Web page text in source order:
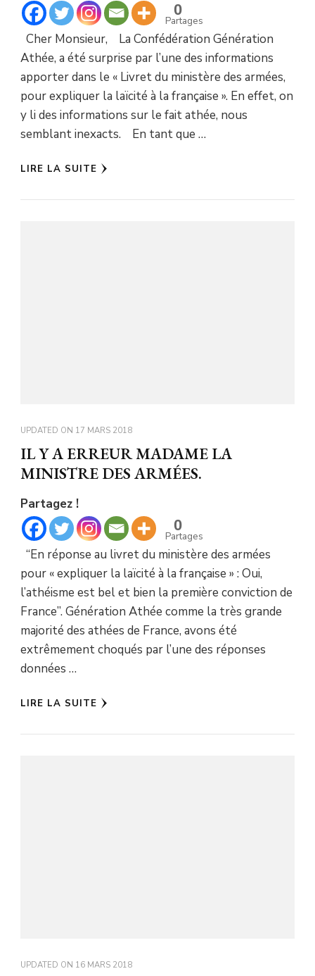
0
Partages
Cher Monsieur, La Confédération Génération
Athée, a été surprise par l’une des informations
apporter dans le « Livret du ministère des armées,
pour expliquer la laïcité à la française ». En effet, on
y li des informations sur le fait athée, nous
semblant inexacts. En tant que …
LIRE LA SUITE
UPDATED ON 17 MARS 2018
IL Y A ERREUR MADAME LA
MINISTRE DES ARMÉES.
Partagez !
0
Partages
“En réponse au livret du ministère des armées
pour « expliquer la laïcité à la française » : Oui,
l’athéisme est bel et bien la première conviction de
France”. Génération Athée comme la très grande
majorité des athées de France, avons été
extrêmement choqués par l’une des réponses
données …
LIRE LA SUITE
UPDATED ON 16 MARS 2018